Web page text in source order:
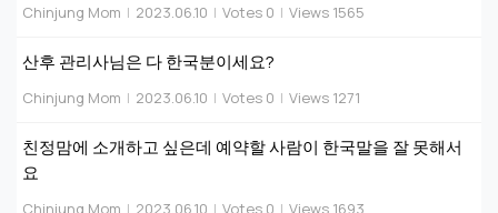
Chinjung Mom | 2023.06.10 | Votes 0 | Views 1565
산후 관리사님은 다 한국분이세요?
Chinjung Mom | 2023.06.10 | Votes 0 | Views 1271
친정맘에 소개하고 싶은데 예약할 사람이 한국말을 잘 못해서
요
Chinjung Mom | 2023.06.10 | Votes 0 | Views 1693